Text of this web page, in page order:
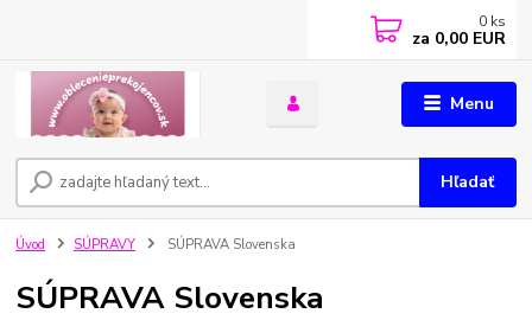
Menu
Hľadať
0 ks
za 0,00 EUR
Úvod SÚPRAVY SÚPRAVA Slovenska
SÚPRAVA Slovenska